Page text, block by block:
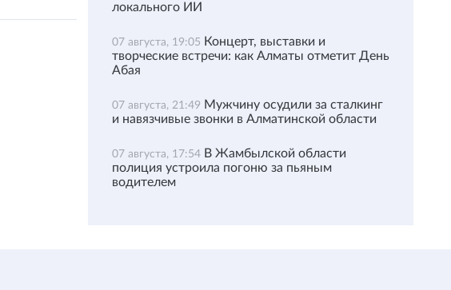
локального ИИ
07 августа, 19:05 Концерт, выставки и
творческие встречи: как Алматы отметит День
Абая
07 августа, 21:49 Мужчину осудили за сталкинг
и навязчивые звонки в Алматинской области
07 августа, 17:54 В Жамбылской области
полиция устроила погоню за пьяным
водителем